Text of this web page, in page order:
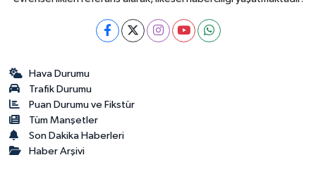
Hava Durumu
Trafik Durumu
Puan Durumu ve Fikstür
Tüm Manşetler
Son Dakika Haberleri
Haber Arşivi